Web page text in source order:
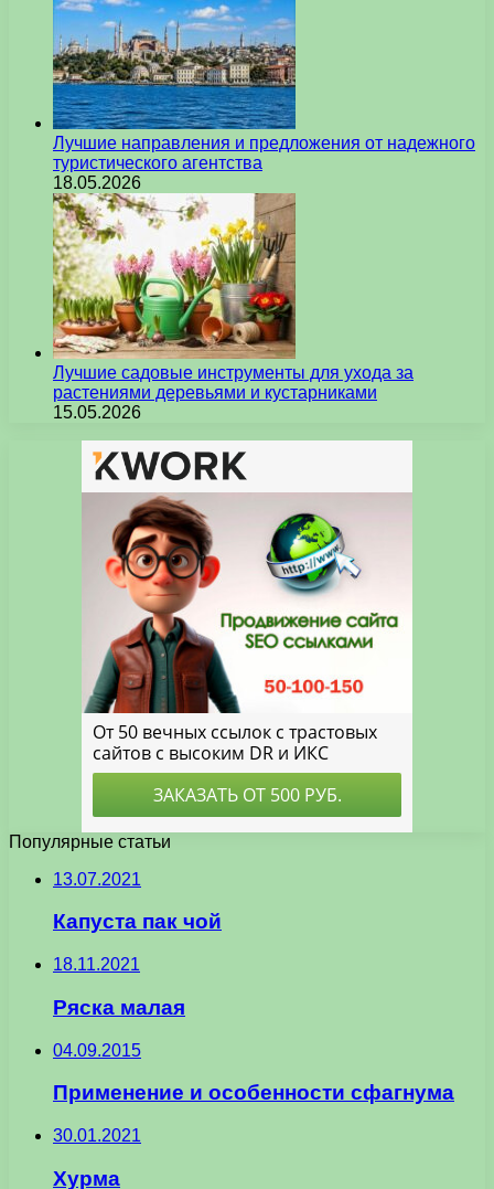
Лучшие направления и предложения от надежного
туристического агентства
18.05.2026
Лучшие садовые инструменты для ухода за
растениями деревьями и кустарниками
15.05.2026
Популярные статьи
13.07.2021
Капуста пак чой
18.11.2021
Ряска малая
04.09.2015
Применение и особенности сфагнума
30.01.2021
Хурма